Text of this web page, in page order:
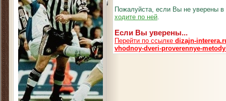
Пожалуйста, если Вы не уверены
ходите по ней.
Если Вы уверены...
Перейти по ссылке dizajn-
vhodnoy-dveri-proverennye-